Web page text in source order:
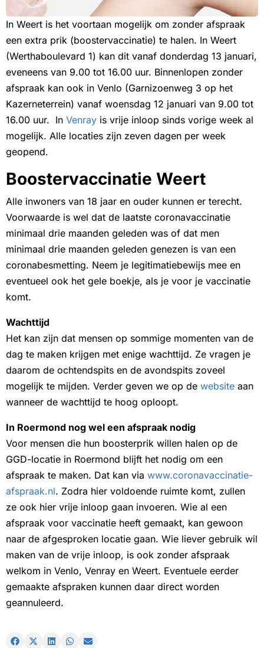
In Weert is het voortaan mogelijk om zonder afspraak
een extra prik (boostervaccinatie) te halen. In Weert
(Werthaboulevard 1) kan dit vanaf donderdag 13 januari,
eveneens van 9.00 tot 16.00 uur. Binnenlopen zonder
afspraak kan ook in Venlo (Garnizoenweg 3 op het
Kazerneterrein) vanaf woensdag 12 januari van 9.00 tot
16.00 uur. In Venray is vrije inloop sinds vorige week al
mogelijk. Alle locaties zijn zeven dagen per week
geopend.
Boostervaccinatie Weert
Alle inwoners van 18 jaar en ouder kunnen er terecht.
Voorwaarde is wel dat de laatste coronavaccinatie
minimaal drie maanden geleden was of dat men
minimaal drie maanden geleden genezen is van een
coronabesmetting. Neem je legitimatiebewijs mee en
eventueel ook het gele boekje, als je voor je vaccinatie
komt.
Wachttijd
Het kan zijn dat mensen op sommige momenten van de
dag te maken krijgen met enige wachttijd. Ze vragen je
daarom de ochtendspits en de avondspits zoveel
mogelijk te mijden. Verder geven we op de website aan
wanneer de wachttijd te hoog oploopt.
In Roermond nog wel een afspraak nodig
Voor mensen die hun boosterprik willen halen op de
GGD-locatie in Roermond blijft het nodig om een
afspraak te maken. Dat kan via www.coronavaccinatie-
afspraak.nl. Zodra hier voldoende ruimte komt, zullen
ze ook hier vrije inloop gaan invoeren. Wie al een
afspraak voor vaccinatie heeft gemaakt, kan gewoon
naar de afgesproken locatie gaan. Wie liever gebruik wil
maken van de vrije inloop, is ook zonder afspraak
welkom in Venlo, Venray en Weert. Eventuele eerder
gemaakte afspraken kunnen daar direct worden
geannuleerd.